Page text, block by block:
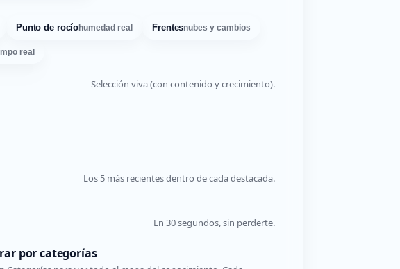
Punto de rocíohumedad real Frentesnubes y cambios
real
Selección viva (con contenido y crecimiento).
Los 5 más recientes dentro de cada destacada.
En 30 segundos, sin perderte.
por categorías